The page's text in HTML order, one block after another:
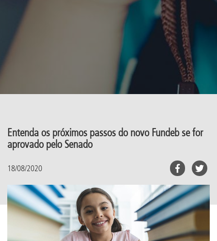
Entenda os próximos passos do novo Fundeb se for
aprovado pelo Senado
18/08/2020